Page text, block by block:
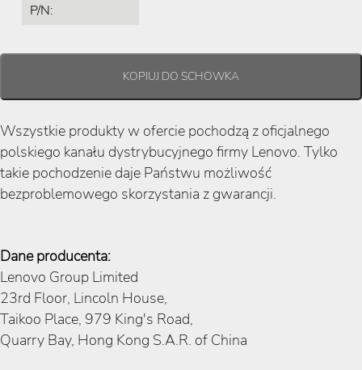
P/N:
Wszystkie produkty w ofercie pochodzą z oficjalnego
polskiego kanału dystrybucyjnego firmy Lenovo. Tylko
takie pochodzenie daje Państwu możliwość
bezproblemowego skorzystania z gwarancji.
Dane producenta:
Lenovo Group Limited
23rd Floor, Lincoln House,
Taikoo Place, 979 King's Road,
Quarry Bay, Hong Kong S.A.R. of China